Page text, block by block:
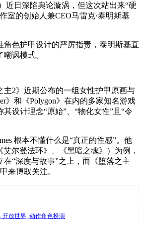
）近日深陷舆论漩涡，但这次站出来“硬
室的创始人兼CEO马雷克·泰明斯基
角色护甲设计的严厉指责，泰明斯基直
讽模式。
主2》近期公布的一组女性护甲原画与
》和《Polygon》在内的多家知名游戏
设计理念“原始”、“物化女性”且“令
根本不懂什么是“真正的性感”。他
艾尔登法环》、《黑暗之魂》）为例，
“深度与故事”之上，而《堕落之主
来博取关注。
开放世界, 动作角色扮演